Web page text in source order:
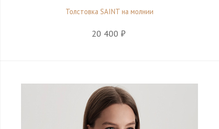
Толстовка SAINT на молнии
20 400 ₽